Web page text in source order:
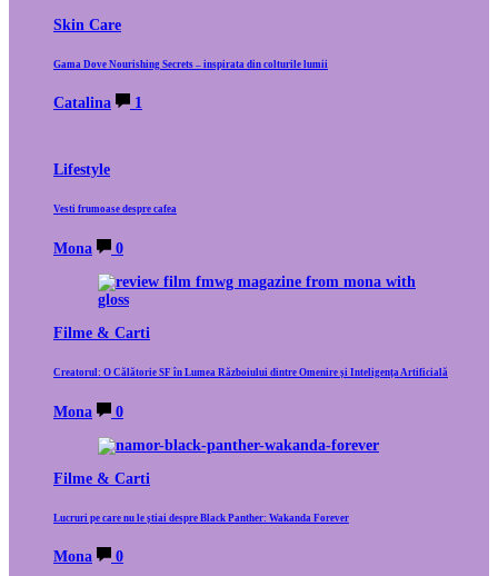
Skin Care
Gama Dove Nourishing Secrets – inspirata din colturile lumii
Catalina 1
Lifestyle
Vesti frumoase despre cafea
Mona 0
Filme & Carti
Creatorul: O Călătorie SF în Lumea Războiului dintre Omenire și Inteligența Artificială
Mona 0
Filme & Carti
Lucruri pe care nu le știai despre Black Panther: Wakanda Forever
Mona 0